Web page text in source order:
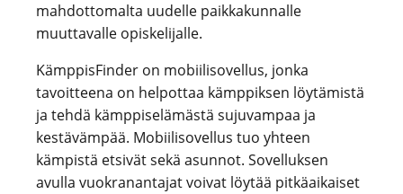
mahdottomalta uudelle paikkakunnalle
muuttavalle opiskelijalle.
KämppisFinder on mobiilisovellus, jonka
tavoitteena on helpottaa kämppiksen löytämistä
ja tehdä kämppiselämästä sujuvampaa ja
kestävämpää. Mobiilisovellus tuo yhteen
kämpistä etsivät sekä asunnot. Sovelluksen
avulla vuokranantajat voivat löytää pitkäaikaiset